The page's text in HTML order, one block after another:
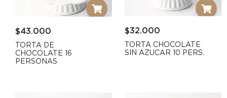
$43.000
TORTA DE
CHOCOLATE 16
PERSONAS
$32.000
TORTA CHOCOLATE
SIN AZUCAR 10 PERS.